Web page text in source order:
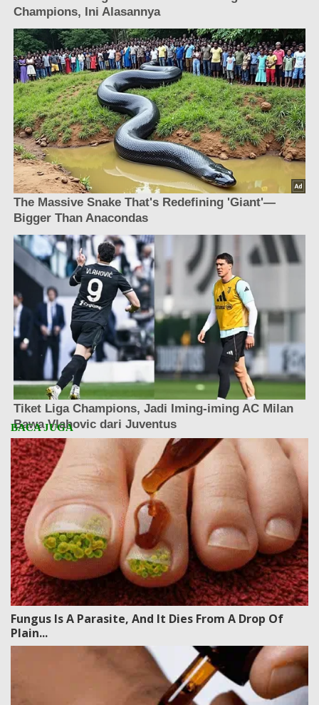
Fungus Is A Parasite, And It Dies From A Drop Of
Plain...